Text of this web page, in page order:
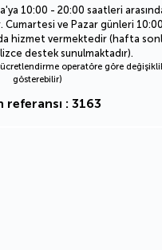
10:00 - 20:00 saatleri
ve Pazar günleri
hizmet vermektedir (hafta
destek sunulmaktadır).
operatöre göre
gösterebilir)
referansı : 3163